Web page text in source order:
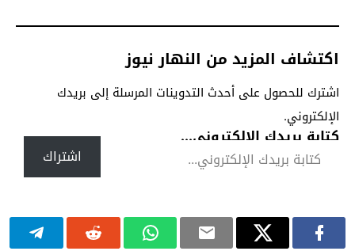
اكتشاف المزيد من النهار نيوز
اشترك للحصول على أحدث التدوينات المرسلة إلى بريدك
الإلكتروني.
كتابة بريدك الإلكتروني...
اشتراك